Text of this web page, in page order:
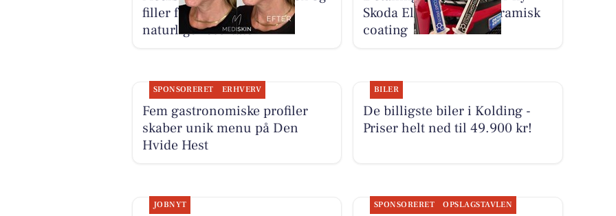
filler for harmoniske og
naturlige resultater
Skoda Elroq RS med keramisk
coating
SPONSORERET ERHVERV
Fem gastronomiske profiler
skaber unik menu på Den
Hvide Hest
BILER
De billigste biler i Kolding -
Priser helt ned til 49.900 kr!
JOBNYT SPONSORERET OPSLAGSTAVLEN